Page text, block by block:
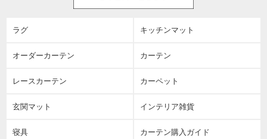
ラグ キッチンマット
オーダーカーテン カーテン
レースカーテン カーペット
玄関マット インテリア雑貨
寝具 カーテン購入ガイド